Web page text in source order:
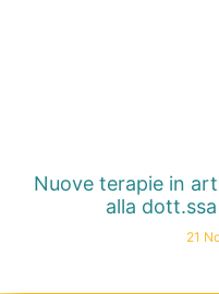
Nuove terapie in
alla
21